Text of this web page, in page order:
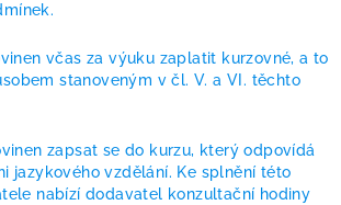
včas za výuku zaplatit kurzovné, a to
stanoveným v čl. V. a VI. těchto
zapsat se do kurzu, který odpovídá
jazykového vzdělání. Ke splnění této
nabízí dodavatel konzultační hodiny